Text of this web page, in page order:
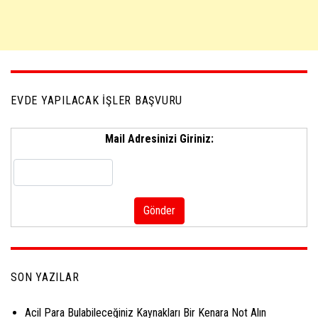
EVDE YAPILACAK İŞLER BAŞVURU
Mail Adresinizi Giriniz:
SON YAZILAR
Acil Para Bulabileceğiniz Kaynakları Bir Kenara Not Alın